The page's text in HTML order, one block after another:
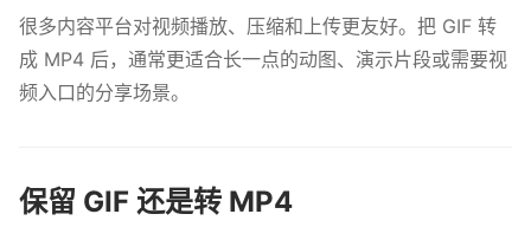
很多内容平台对视频播放、压缩和上传更友好。把 GIF 转
成 MP4 后，通常更适合长一点的动图、演示片段或需要视
频入口的分享场景。
保留 GIF 还是转 MP4